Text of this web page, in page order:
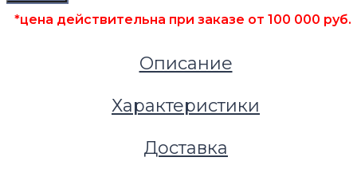
*цена действительна при заказе от 100 000 руб.
Описание
Характеристики
Доставка